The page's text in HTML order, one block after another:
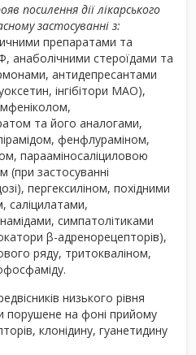
посилення дії лікарського
застосуванні з:
препаратами та
анаболічними стероїдами та
антидепресантами
інгібітори МАО),
та його аналогами,
фенфлураміном,
парааміносаліциловою
(при застосуванні
пергексиліном, похідними
саліцилатами,
симпатолітиками
β-адренорецепторів),
ряду, тритокваліном,
низького рівня
порушене на фоні прийому
клонідину, гуанетидину